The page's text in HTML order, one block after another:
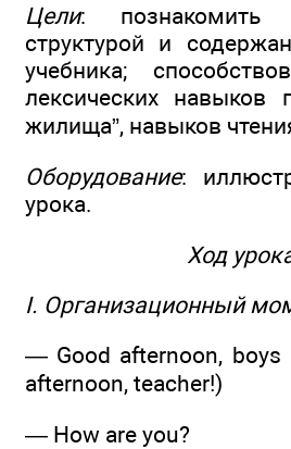
Цели: познакомить
структурой и
учебника;
лексических навыков
жилища”, навыков
Оборудование:
урока.
Ход
I. Организационный
— Good afternoon, boys
afternoon, teacher!)
— How are you?